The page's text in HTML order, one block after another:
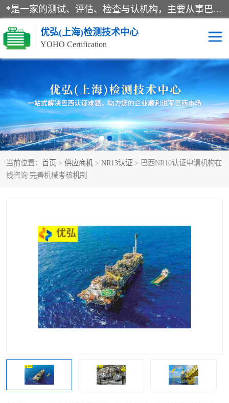
*是一家的测试、评估、检查与认机构，主要从事巴西NR10认证、NR12认证、NR13认证；ANATEL认证、INMTRO认证，欧盟CE认证：MD认证，PED认证，MID认证，ATEX认证，德国蓝色天使认证。
优弘(上海)检测技术中心
YOHO Certification
当前位置： 首页 > 供应商机 > NR13认证 > 巴西NR10认证申请机构在
线咨询 完善机械考核机制
RECYCLASS认证 NR10认证
NR12认证 NR13认证
ART认证 巴西NR认证
巴西认证 RETIE认证